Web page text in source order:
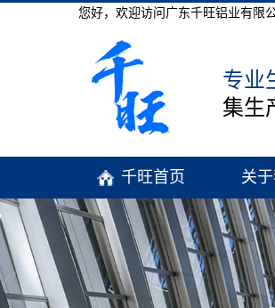
您好，欢迎访问广东千旺铝业有限
专业
集生
千旺首页 关于